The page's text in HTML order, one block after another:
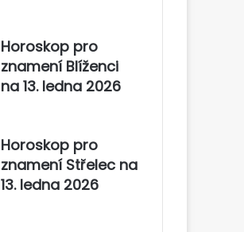
Horoskop pro
znamení Blíženci
na 13. ledna 2026
Horoskop pro
znamení Střelec na
13. ledna 2026